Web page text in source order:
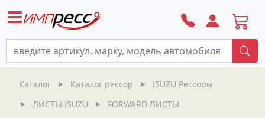
Каталог Каталог рессор
ISUZU Рессоры
ЛИСТЫ ISUZU
FORWARD ЛИСТЫ